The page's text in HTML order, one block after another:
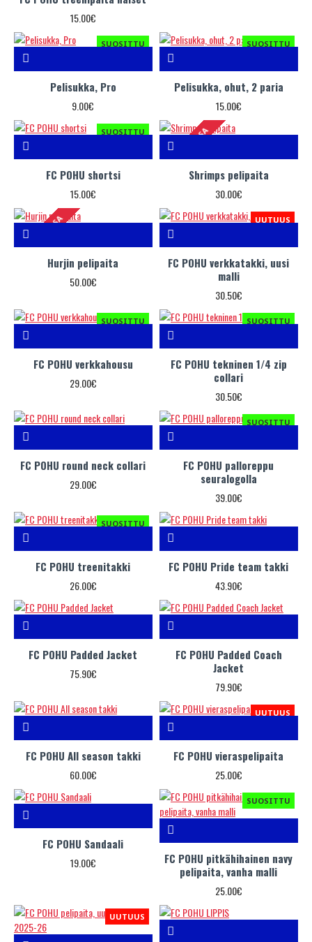
15.00€
SUOSITTU
Pelisukka, Pro
9.00€
SUOSITTU
Pelisukka, ohut, 2 paria
15.00€
SUOSITTU
FC POHU shortsi
15.00€
VARASTOSSA
Shrimps pelipaita
30.00€
VARASTOSSA
Hurjin pelipaita
50.00€
UUTUUS
FC POHU verkkatakki, uusi
malli
30.50€
SUOSITTU
FC POHU verkkahousu
29.00€
SUOSITTU
FC POHU tekninen 1/4 zip
collari
30.50€
FC POHU round neck collari
29.00€
SUOSITTU
FC POHU palloreppu
seuralogolla
39.00€
SUOSITTU
FC POHU treenitakki
26.00€
FC POHU Pride team takki
43.90€
FC POHU Padded Jacket
75.90€
FC POHU Padded Coach
Jacket
79.90€
FC POHU All season takki
60.00€
UUTUUS
FC POHU vieraspelipaita
25.00€
FC POHU Sandaali
19.00€
SUOSITTU
FC POHU pitkähihainen navy
pelipaita, vanha malli
25.00€
UUTUUS